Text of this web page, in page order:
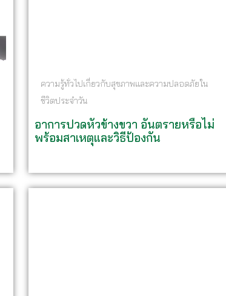
ความรู้ทั่วไปเกี่ยวกับสุขภาพและความปลอดภัยใน
ชีวิตประจำวัน
อาการปวดหัวข้างขวา อันตรายหรือไม่
พร้อมสาเหตุและวิธีป้องกัน